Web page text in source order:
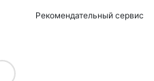
Рекомендательный сервис